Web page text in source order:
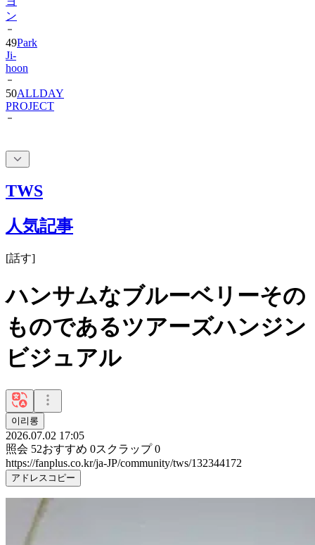
49
Ji-
hoon
50ALLDAY
PROJECT
TWS
人気記事
[話す]
ハンサムなブルーベリーその
ものであるツアーズハンジン
ビジュアル
이리롱
2026.07.02 17:05
照会 52おすすめ 0スクラップ 0
https://fanplus.co.kr/ja-JP/community/tws/132344172
アドレスコピー